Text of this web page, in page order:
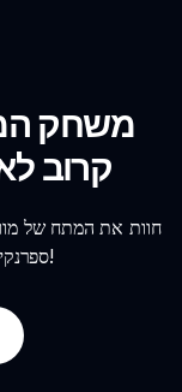
משחק
קרוב
חוות את המתח של
ספרנקי. שחק עכשיו להרפתקה מרגשת!